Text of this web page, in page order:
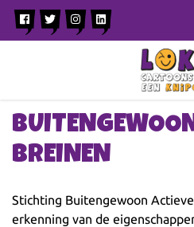
BREINEN
Stichting Buitengewoon
erkenning van de